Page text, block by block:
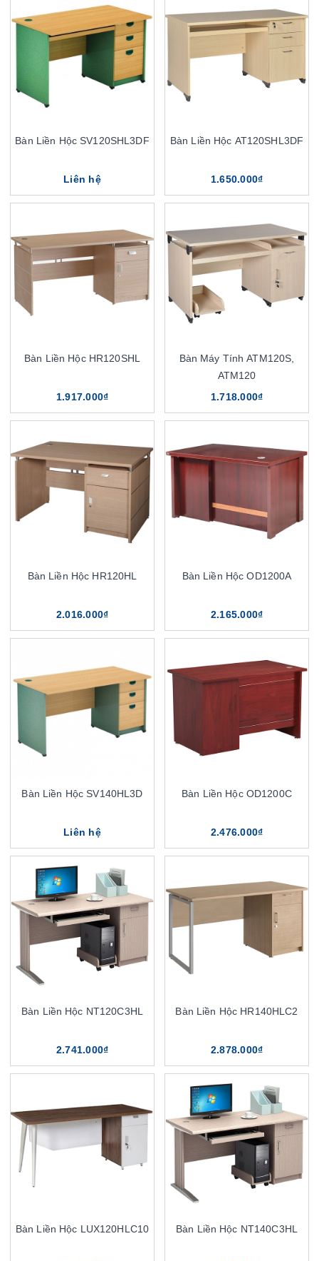
Bàn Liền Hộc SV120SHL3DF
Liên hệ
Bàn Liền Hộc AT120SHL3DF
1.650.000₫
Bàn Liền Hộc HR120SHL
1.917.000₫
Bàn Máy Tính ATM120S,
ATM120
1.718.000₫
Bàn Liền Hộc HR120HL
2.016.000₫
Bàn Liền Hộc OD1200A
2.165.000₫
Bàn Liền Hộc SV140HL3D
Liên hệ
Bàn Liền Hộc OD1200C
2.476.000₫
Bàn Liền Hộc NT120C3HL
2.741.000₫
Bàn Liền Hộc HR140HLC2
2.878.000₫
Bàn Liền Hộc LUX120HLC10 Bàn Liền Hộc NT140C3HL